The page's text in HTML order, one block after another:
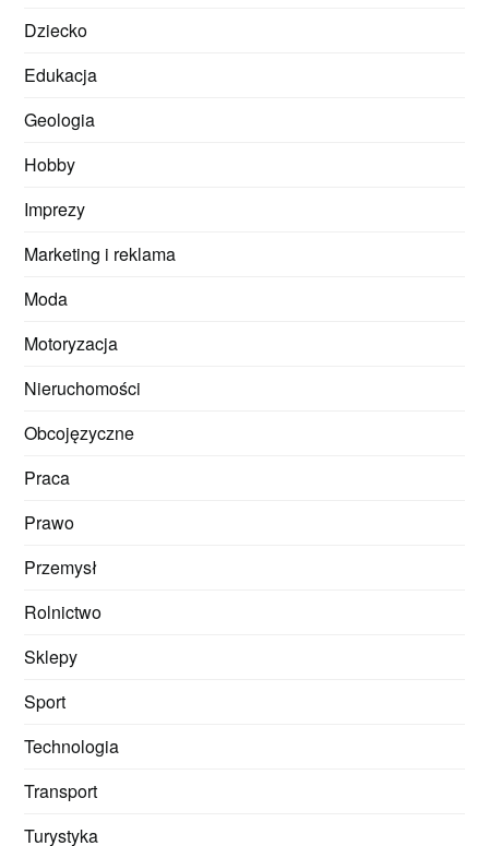
Dziecko
Edukacja
Geologia
Hobby
Imprezy
Marketing i reklama
Moda
Motoryzacja
Nieruchomości
Obcojęzyczne
Praca
Prawo
Przemysł
Rolnictwo
Sklepy
Sport
Technologia
Transport
Turystyka